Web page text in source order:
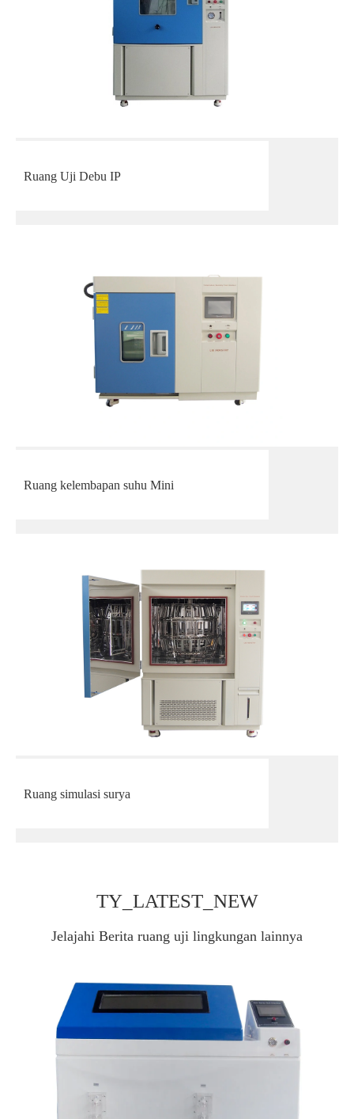
Ruang Uji Debu IP
Ruang kelembapan suhu Mini
Ruang simulasi surya
TY_LATEST_NEW
Jelajahi Berita ruang uji lingkungan lainnya